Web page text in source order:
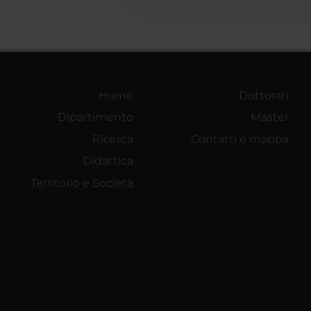
Home
Dipartimento
Ricerca
Didattica
Territorio e Società
Dottorati
Master
Contatti e mappa